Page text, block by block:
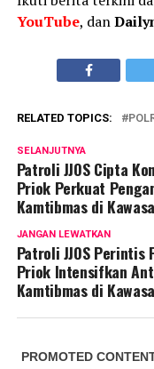
YouTube, dan
RELATED TOPICS:
SELANJUTNYA
Patroli JJOS Cipta
Priok Perkuat
Kamtibmas di
JANGAN LEWATKAN
Patroli JJOS Perintis
Priok Intensifkan
Kamtibmas di